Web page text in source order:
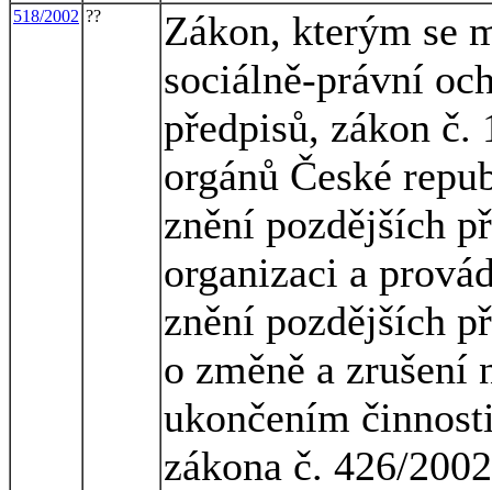
518/2002 ??
Zákon, kterým se
sociálně-právní
předpisů, zákon č.
orgánů České
znění pozdějších
organizaci a
znění pozdějších
o změně a zrušení
ukončením
zákona č. 426/